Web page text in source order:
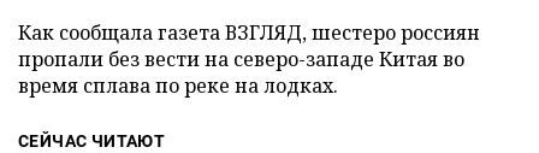
Как сообщала газета ВЗГЛЯД, шестеро россиян
пропали без вести на северо-западе Китая во
время сплава по реке на лодках.
СЕЙЧАС ЧИТАЮТ